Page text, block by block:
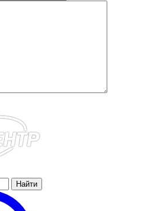
Найти